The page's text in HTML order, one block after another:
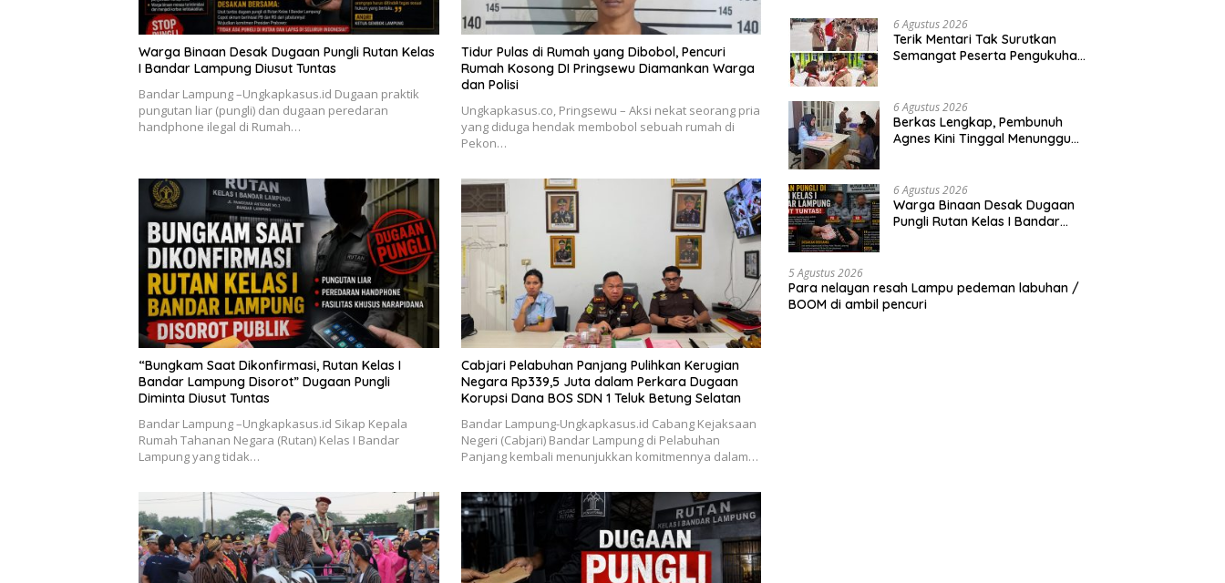
Warga Binaan Desak Dugaan Pungli Rutan Kelas
I Bandar Lampung Diusut Tuntas
Bandar Lampung –Ungkapkasus.id Dugaan praktik
pungutan liar (pungli) dan dugaan peredaran
handphone ilegal di Rumah…
Tidur Pulas di Rumah yang Dibobol, Pencuri
Rumah Kosong DI Pringsewu Diamankan Warga
dan Polisi
Ungkapkasus.co, Pringsewu – Aksi nekat seorang pria
yang diduga hendak membobol sebuah rumah di
Pekon…
“Bungkam Saat Dikonfirmasi, Rutan Kelas I
Bandar Lampung Disorot” Dugaan Pungli
Diminta Diusut Tuntas
Bandar Lampung –Ungkapkasus.id Sikap Kepala
Rumah Tahanan Negara (Rutan) Kelas I Bandar
Lampung yang tidak…
Cabjari Pelabuhan Panjang Pulihkan Kerugian
Negara Rp339,5 Juta dalam Perkara Dugaan
Korupsi Dana BOS SDN 1 Teluk Betung Selatan
Bandar Lampung-Ungkapkasus.id Cabang Kejaksaan
Negeri (Cabjari) Bandar Lampung di Pelabuhan
Panjang kembali menunjukkan komitmennya dalam…
Konfirmasi
6 Agustus 2026
Terik Mentari Tak Surutkan
Semangat Peserta Pengukuhan
6 Agustus 2026
Berkas Lengkap, Pembunuh
Agnes Kini Tinggal Menunggu
6 Agustus 2026
Warga Binaan Desak Dugaan
Pungli Rutan Kelas I Bandar
5 Agustus 2026
Para nelayan resah Lampu pedeman labuhan /
BOOM di ambil pencuri